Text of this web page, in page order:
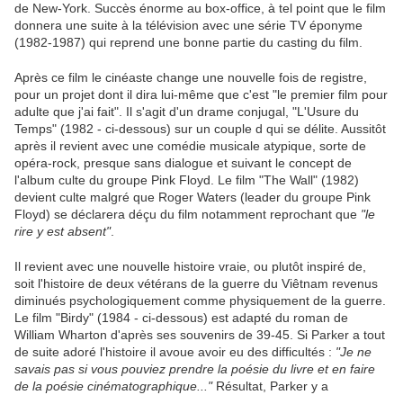
de New-York. Succès énorme au box-office, à tel point que le film
donnera une suite à la télévision avec une série TV éponyme
(1982-1987) qui reprend une bonne partie du casting du film.
Après ce film le cinéaste change une nouvelle fois de registre,
pour un projet dont il dira lui-même que c'est "le premier film pour
adulte que j'ai fait". Il s'agit d'un drame conjugal, "L'Usure du
Temps" (1982 - ci-dessous) sur un couple d qui se délite. Aussitôt
après il revient avec une comédie musicale atypique, sorte de
opéra-rock, presque sans dialogue et suivant le concept de
l'album culte du groupe Pink Floyd. Le film "The Wall" (1982)
devient culte malgré que Roger Waters (leader du groupe Pink
Floyd) se déclarera déçu du film notamment reprochant que "le
rire y est absent".
Il revient avec une nouvelle histoire vraie, ou plutôt inspiré de,
soit l'histoire de deux vétérans de la guerre du Viêtnam revenus
diminués psychologiquement comme physiquement de la guerre.
Le film "Birdy" (1984 - ci-dessous) est adapté du roman de
William Wharton d'après ses souvenirs de 39-45. Si Parker a tout
de suite adoré l'histoire il avoue avoir eu des difficultés : "Je ne
savais pas si vous pouviez prendre la poésie du livre et en faire
de la poésie cinématographique..."Résultat, Parker y a